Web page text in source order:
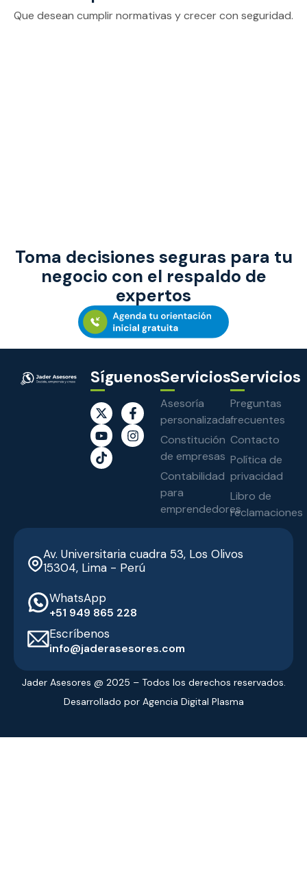
Que desean cumplir normativas y crecer con seguridad.
Toma decisiones seguras para tu
negocio con el respaldo de
expertos
SíguenosServicios
Asesoría
personalizada
Constitución
de empresas
Contabilidad
para
emprendedores
Servicios
Preguntas
frecuentes
Contacto
Política de
privacidad
Libro de
reclamaciones
Av. Universitaria cuadra 53, Los Olivos
15304, Lima - Perú
WhatsApp
‭+51 949 865 228‬
Escríbenos
info@jaderasesores.com
Jader Asesores @ 2025 – Todos los derechos reservados.
Desarrollado por Agencia Digital Plasma